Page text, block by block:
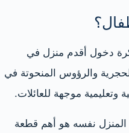
دخول أقدم منزل في
والرؤوس المنحوتة في
وتعليمية موجهة للعائلات.
المنزل نفسه هو أهم قطعة